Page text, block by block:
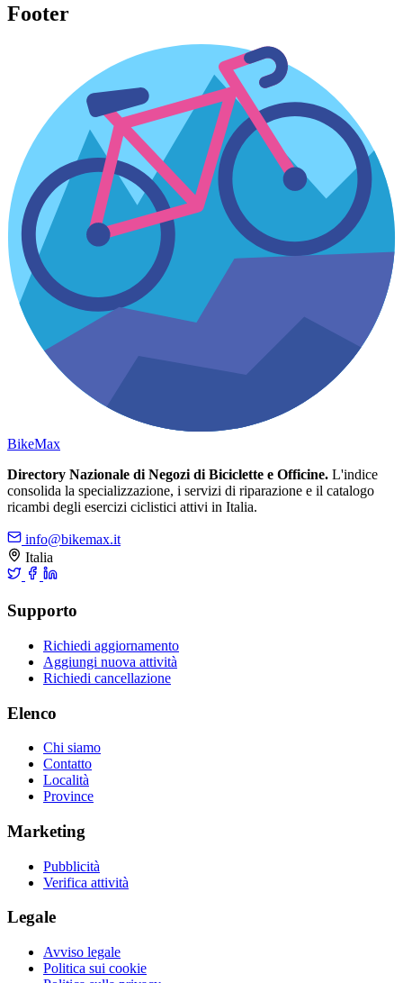
Footer
BikeMax
Directory Nazionale di Negozi di Biciclette e Officine. L'indice
consolida la specializzazione, i servizi di riparazione e il catalogo
ricambi degli esercizi ciclistici attivi in Italia.
info@bikemax.it
Italia
Supporto
Richiedi aggiornamento
Aggiungi nuova attività
Richiedi cancellazione
Elenco
Chi siamo
Contatto
Località
Province
Marketing
Pubblicità
Verifica attività
Legale
Avviso legale
Politica sui cookie